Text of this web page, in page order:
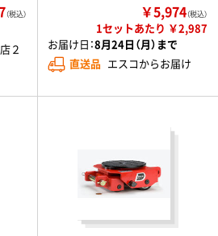
（税込）
２
￥5,974（税込）
1セットあたり ￥2,987
お届け日：8月24日（月）まで
直送品 エスコからお届け